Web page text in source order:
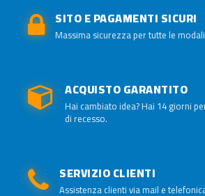
SITO E PAGAMENTI SICURI
Massima sicurezza per tutte le
ACQUISTO GARANTITO
Hai cambiato idea? Hai 14 giorni
di recesso.
SERVIZIO CLIENTI
Assistenza clienti via mail e